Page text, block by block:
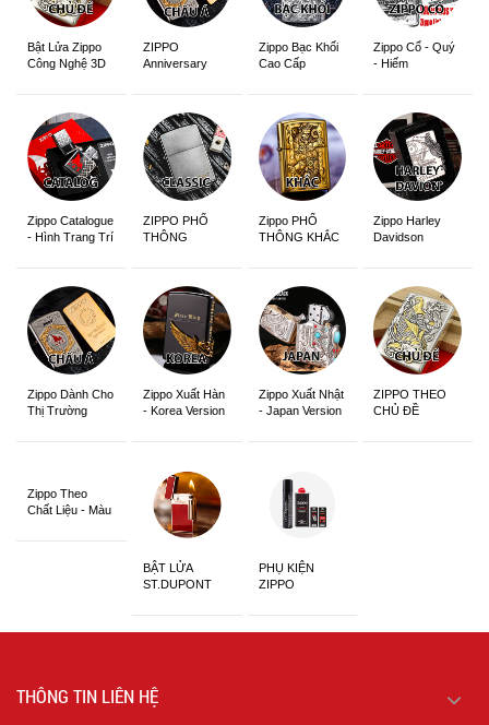
Bật Lửa Zippo
Công Nghệ 3D
ZIPPO
Anniversary
Zippo Bạc Khối
Cao Cấp
Zippo Cổ - Quý
- Hiếm
Zippo Catalogue
- Hình Trang Trí
ZIPPO PHỔ
THÔNG
Zippo PHỔ
THÔNG KHẮC
Zippo Harley
Davidson
Zippo Dành Cho
Thị Trường
Zippo Xuất Hàn
- Korea Version
Zippo Xuất Nhật
- Japan Version
ZIPPO THEO
CHỦ ĐỀ
Zippo Theo
Chất Liệu - Màu
BẬT LỬA
ST.DUPONT
PHỤ KIỆN
ZIPPO
THÔNG TIN LIÊN HỆ